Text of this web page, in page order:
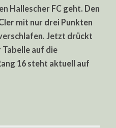
FC
SV
MEPPEN
Hallescher FC geht. Den
mit nur drei Punkten
Jetzt drückt
auf die
16 steht aktuell auf